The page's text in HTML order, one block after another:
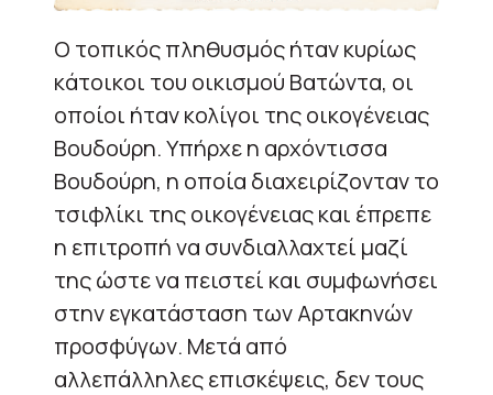
Ο τοπικός πληθυσμός ήταν κυρίως
κάτοικοι του οικισμού Βατώντα, οι
οποίοι ήταν κολίγοι της οικογένειας
Βουδούρη. Υπήρχε η αρχόντισσα
Βουδούρη, η οποία διαχειρίζονταν το
τσιφλίκι της οικογένειας και έπρεπε
η επιτροπή να συνδιαλλαχτεί μαζί
της ώστε να πειστεί και συμφωνήσει
στην εγκατάσταση των Αρτακηνών
προσφύγων. Μετά από
αλλεπάλληλες επισκέψεις, δεν τους